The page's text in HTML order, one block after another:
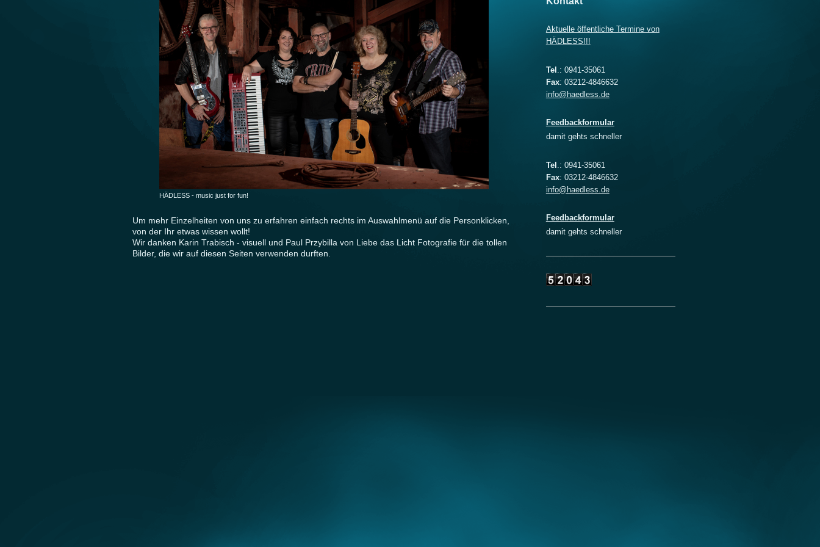
HÄDLESS - music just for fun!
Um mehr Einzelheiten von uns zu erfahren einfach rechts im Auswahlmenü auf die Personklicken,
von der Ihr etwas wissen wollt!
Wir danken Karin Trabisch - visuell und Paul Przybilla von Liebe das Licht Fotografie für die tollen
Bilder, die wir auf diesen Seiten verwenden durften.
Aktuelle öffentliche Termine von
HÄDLESS !!!
Tel .: 0941-35061
Fax: 03212-4846632
info@haedless.de
Feedbackformular
damit gehts schneller
Tel .: 0941-35061
Fax: 03212-4846632
info@haedless.de
Feedbackformular
damit gehts schneller